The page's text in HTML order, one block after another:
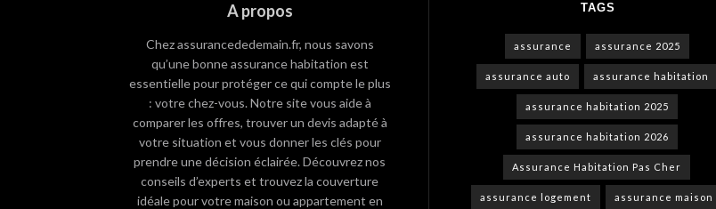
A propos
Chez assurancededemain.fr, nous savons
qu’une bonne assurance habitation est
essentielle pour protéger ce qui compte le plus
: votre chez-vous. Notre site vous aide à
comparer les offres, trouver un devis adapté à
votre situation et vous donner les clés pour
prendre une décision éclairée. Découvrez nos
conseils d’experts et trouvez la couverture
idéale pour votre maison ou appartement en
TAGS
assurance assurance 2025
assurance auto assurance habitation
assurance habitation 2025
assurance habitation 2026
Assurance Habitation Pas Cher
assurance logement assurance maison